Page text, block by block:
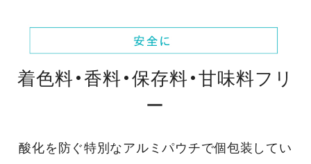
着色料・香料・保存料・甘味料フリ
ー
酸化を防ぐ特別なアルミパウチで個包装してい